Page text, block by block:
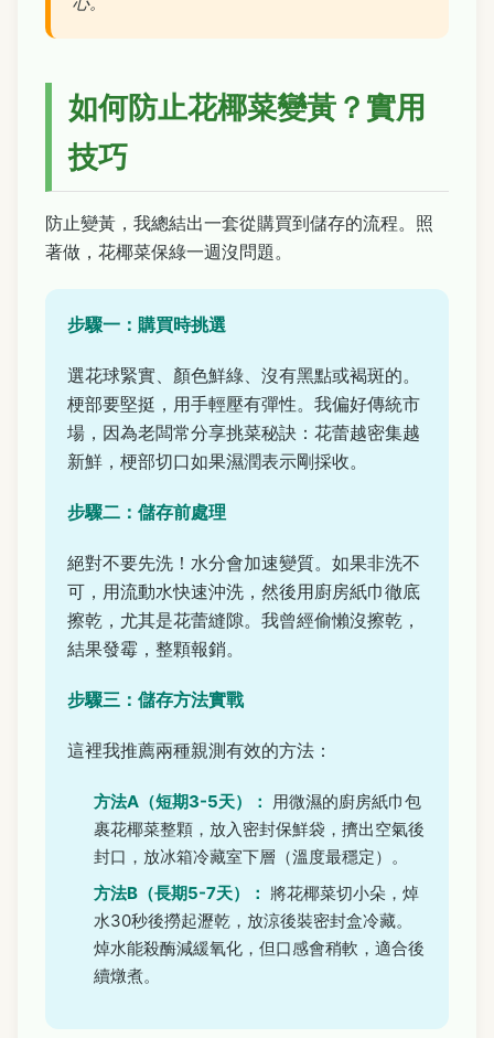
如何防止花椰菜變黃？實用
技巧
防止變黃，我總結出一套從購買到儲存的流程。照
著做，花椰菜保綠一週沒問題。
步驟一：購買時挑選
選花球緊實、顏色鮮綠、沒有黑點或褐斑的。
梗部要堅挺，用手輕壓有彈性。我偏好傳統市
場，因為老闆常分享挑菜秘訣：花蕾越密集越
新鮮，梗部切口如果濕潤表示剛採收。
步驟二：儲存前處理
絕對不要先洗！水分會加速變質。如果非洗不
可，用流動水快速沖洗，然後用廚房紙巾徹底
擦乾，尤其是花蕾縫隙。我曾經偷懶沒擦乾，
結果發霉，整顆報銷。
步驟三：儲存方法實戰
這裡我推薦兩種親測有效的方法：
方法A（短期3-5天）： 用微濕的廚房紙巾包
裹花椰菜整顆，放入密封保鮮袋，擠出空氣後
封口，放冰箱冷藏室下層（溫度最穩定）。
方法B（長期5-7天）： 將花椰菜切小朵，焯
水30秒後撈起瀝乾，放涼後裝密封盒冷藏。
焯水能殺酶減緩氧化，但口感會稍軟，適合後
續燉煮。